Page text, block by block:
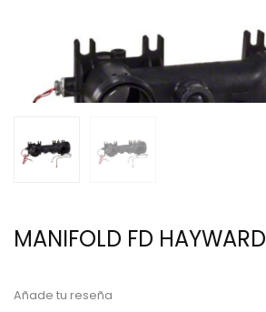
MANIFOLD FD HAYWARD
Añade tu reseña